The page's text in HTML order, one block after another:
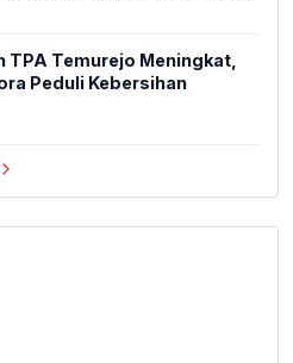
TPA Temurejo Meningkat,
Peduli Kebersihan